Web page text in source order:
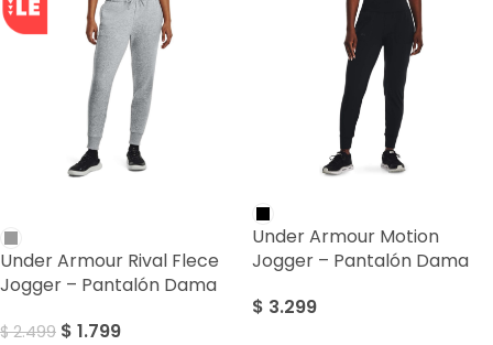
Under Armour Rival Flece
Jogger – Pantalón Dama
$2.499 $ 1.799
Under Armour Motion
Jogger – Pantalón Dama
$ 3.299